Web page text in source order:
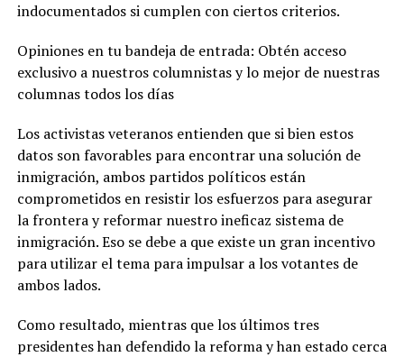
indocumentados si cumplen con ciertos criterios.
Opiniones en tu bandeja de entrada: Obtén acceso
exclusivo a nuestros columnistas y lo mejor de nuestras
columnas todos los días
Los activistas veteranos entienden que si bien estos
datos son favorables para encontrar una solución de
inmigración, ambos partidos políticos están
comprometidos en resistir los esfuerzos para asegurar
la frontera y reformar nuestro ineficaz sistema de
inmigración. Eso se debe a que existe un gran incentivo
para utilizar el tema para impulsar a los votantes de
ambos lados.
Como resultado, mientras que los últimos tres
presidentes han defendido la reforma y han estado cerca